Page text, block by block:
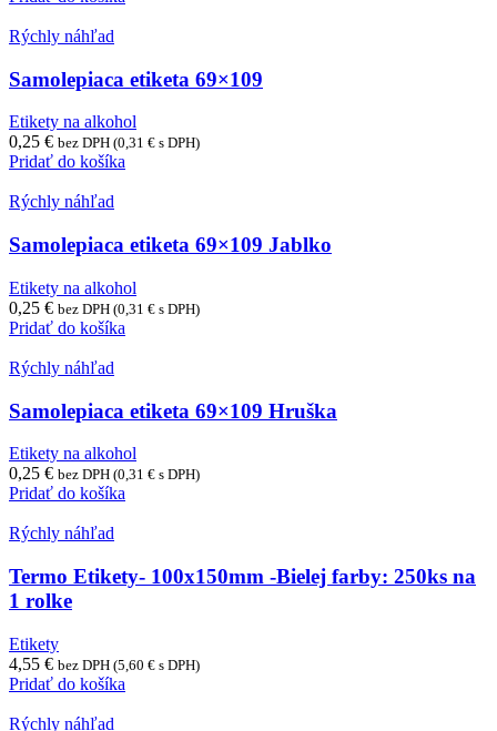
Rýchly náhľad
Samolepiaca etiketa 69×109
Etikety na alkohol
0,25 € bez DPH (0,31 € s DPH)
Pridať do košíka
Rýchly náhľad
Samolepiaca etiketa 69×109 Jablko
Etikety na alkohol
0,25 € bez DPH (0,31 € s DPH)
Pridať do košíka
Rýchly náhľad
Samolepiaca etiketa 69×109 Hruška
Etikety na alkohol
0,25 € bez DPH (0,31 € s DPH)
Pridať do košíka
Rýchly náhľad
Termo Etikety- 100x150mm -Bielej farby: 250ks na
1 rolke
Etikety
4,55 € bez DPH (5,60 € s DPH)
Pridať do košíka
Rýchly náhľad